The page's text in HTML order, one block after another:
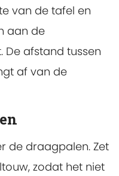
van de tafel en
aan de
afstand tussen
af van de
de draagpalen. Zet
zodat het niet